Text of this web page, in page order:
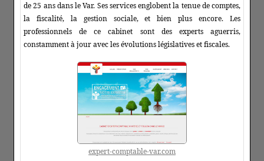
de 25 ans dans le Var. Ses services englobent la tenue de comptes,
la fiscalité, la gestion sociale, et bien plus encore. Les
professionnels de ce cabinet sont des experts aguerris,
constamment à jour avec les évolutions législatives et fiscales.
expert-comptable-var.com